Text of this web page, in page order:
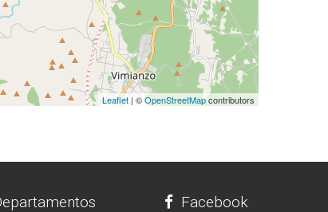
Leaflet | ©OpenStreetMapcontributors
Facebook